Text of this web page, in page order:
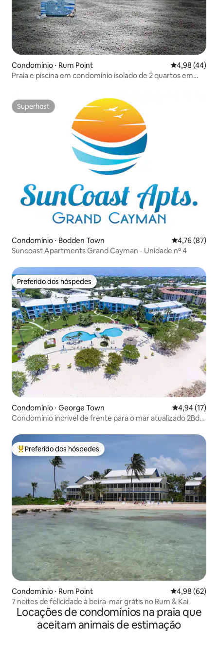
Condomínio ⋅ Rum Point 4,98 de uma
4,98 (44)
Praia e piscina em condomínio isolado de 2 quartos em
Superhost
Superhost
Condomínio ⋅ Bodden Town 4,76 de uma
4,76 (87)
Suncoast Apartments Grand Cayman - Unidade nº 4
Preferido dos hóspedes
Preferido dos hóspedes
Condomínio ⋅ George Town 4,94 de uma
4,94 (17)
Condomínio incrível de frente para o mar atualizado 2Bdr
Entre os melhores preferidos dos hóspedes
Preferido dos hóspedes
Condomínio ⋅ Rum Point 4,98 de uma
4,98 (62)
7 noites de felicidade à beira-mar grátis no Rum & Kai
Locações de condomínios na praia que
aceitam animais de estimação